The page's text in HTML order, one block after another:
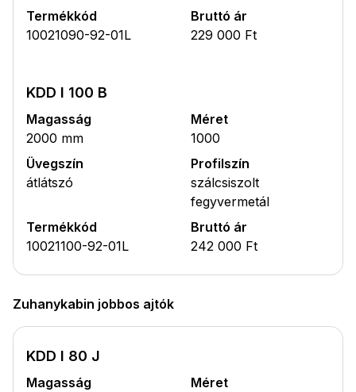
Termékkód
10021090-92-01L
Bruttó ár
229 000 Ft
KDD I 100 B
Magasság
2000 mm
Méret
1000
Üvegszín
átlátszó
Profilszín
szálcsiszolt
fegyvermetál
Termékkód
10021100-92-01L
Bruttó ár
242 000 Ft
Zuhanykabin jobbos ajtók
KDD I 80 J
Magasság
Méret